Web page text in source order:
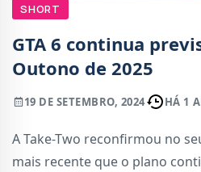
SHORT
GTA 6 continua
Outono de 2025
19 DE SETEMBRO, 2024 HÁ 1
A Take-Two reconfirmou no
mais recente que o plano